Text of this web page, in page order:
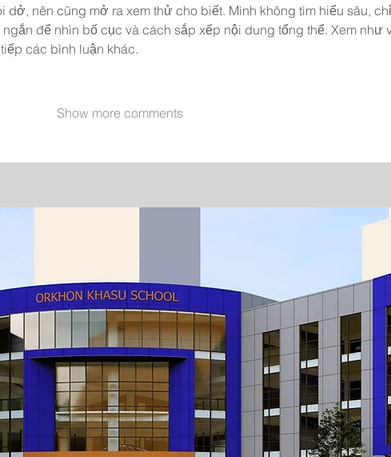
dở, nên cũng mở ra xem thử cho biết. Mình không tìm hiểu sâu, chỉ
để nhìn bố cục và cách sắp xếp nội dung tổng thể. Xem như
các bình luận khác.
Show more comments